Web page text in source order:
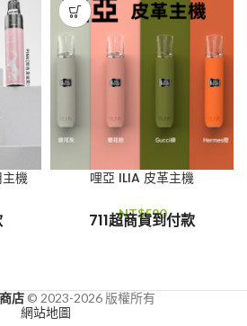
機 哩亞 ILIA 皮革主機
NT$590
711超商貨到付款
店 © 2023-2026 版權所有
網站地圖